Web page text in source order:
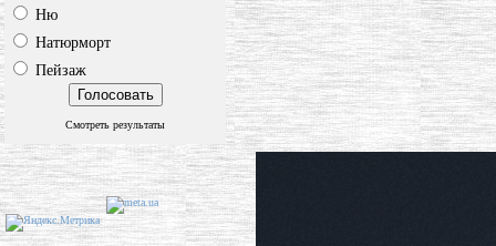
Ню
Натюрморт
Пейзаж
Смотреть результаты